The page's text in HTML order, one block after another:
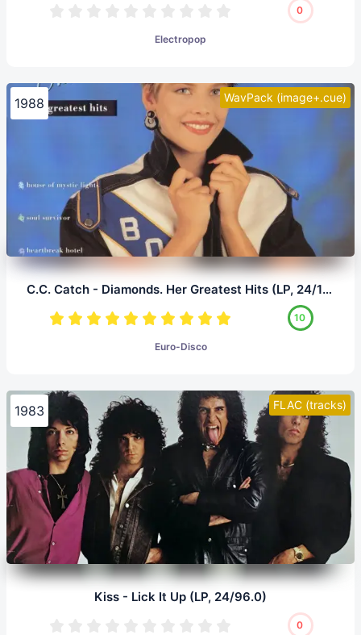
0
Electropop
WavPack (image+.cue)
1988
C.C. Catch - Diamonds. Her Greatest Hits (LP, 24/192.0)
10
Euro-Disco
FLAC (tracks)
1983
Kiss - Lick It Up (LP, 24/96.0)
0